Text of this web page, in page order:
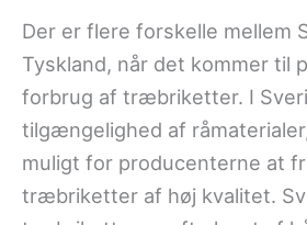
Der er flere forskelle mellem
Tyskland, når det kommer til
forbrug af træbriketter. I
tilgængelighed af
muligt for producenterne at
træbriketter af høj kvalitet.